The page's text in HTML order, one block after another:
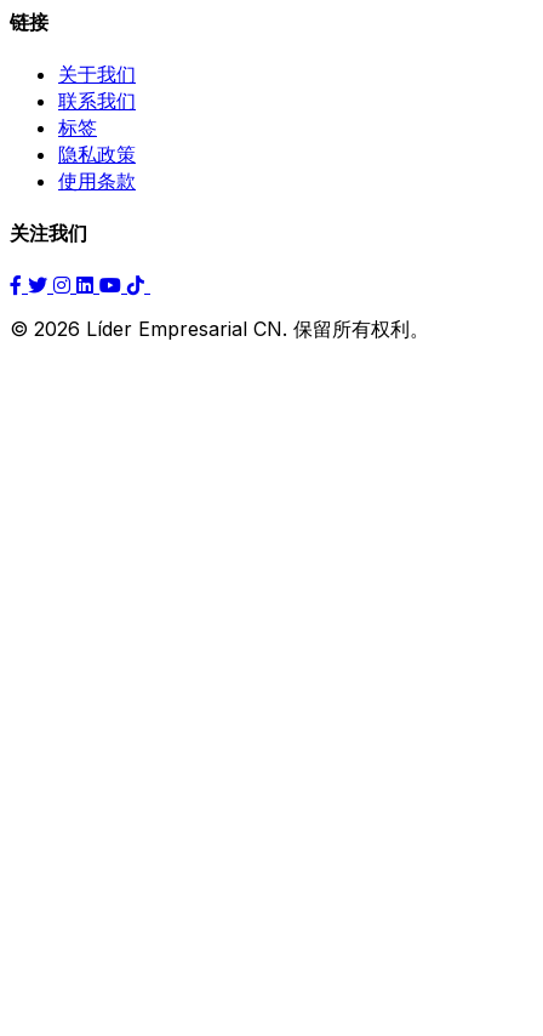
链接
关于我们
联系我们
标签
隐私政策
使用条款
关注我们
© 2026 Líder Empresarial CN. 保留所有权利。